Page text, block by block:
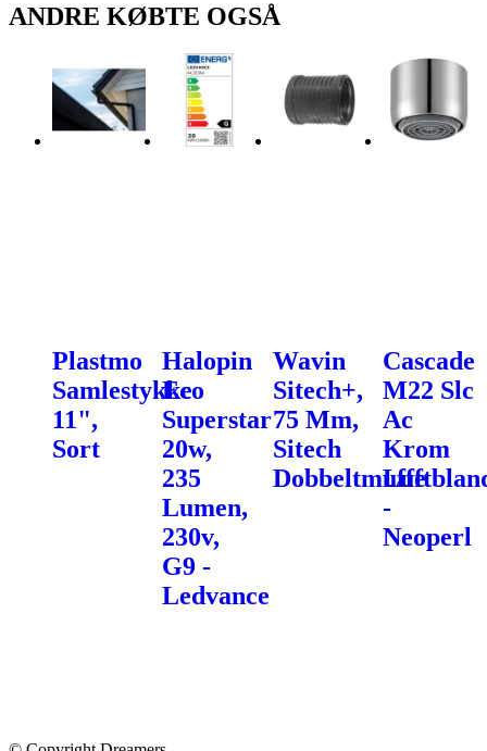
ANDRE KØBTE OGSÅ
Plastmo
Samlestykke
11",
Sort
Halopin
Eco
Superstar
20w,
235
Lumen,
230v,
G9 -
Ledvance
Wavin
Sitech+,
75 Mm,
Sitech
Dobbeltmuffe
Cascade
M22 Slc
Ac
Krom
-
Neoperl